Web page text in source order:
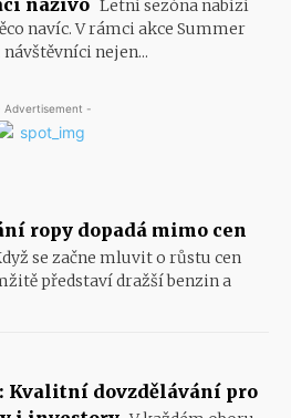
Letní sezóna nabízí
navíc. V rámci akce Summer
nejen...
Advertisement -
ropy dopadá mimo cen
se začne mluvit o růstu cen
představí dražší benzin a
Kvalitní dovzdělávání pro